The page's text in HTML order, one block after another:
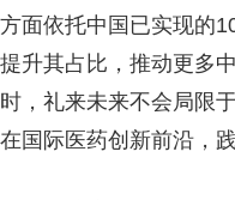
方面依托中国已实现的
提升其占比，推动更多
时，礼来未来不会局限
在国际医药创新前沿，